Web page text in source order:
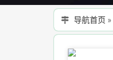
导航首页 »